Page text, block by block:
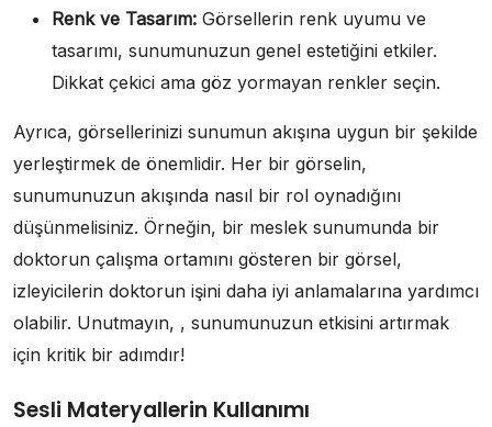
Renk ve Tasarım: Görsellerin renk uyumu ve
tasarımı, sunumunuzun genel estetiğini etkiler.
Dikkat çekici ama göz yormayan renkler seçin.
Ayrıca, görsellerinizi sunumun akışına uygun bir şekilde
yerleştirmek de önemlidir. Her bir görselin,
sunumunuzun akışında nasıl bir rol oynadığını
düşünmelisiniz. Örneğin, bir meslek sunumunda bir
doktorun çalışma ortamını gösteren bir görsel,
izleyicilerin doktorun işini daha iyi anlamalarına yardımcı
olabilir. Unutmayın, , sunumunuzun etkisini artırmak
için kritik bir adımdır!
Sesli Materyallerin Kullanımı